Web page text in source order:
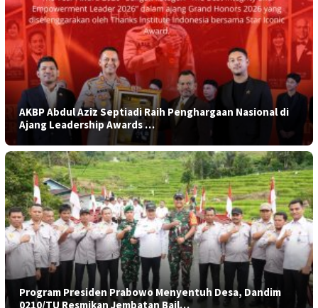
AKBP Abdul Aziz Septiadi Raih Penghargaan Nasional di
Ajang Leadership Awards …
Program Presiden Prabowo Menyentuh Desa, Dandim
0210/TU Resmikan Jembatan Bail…